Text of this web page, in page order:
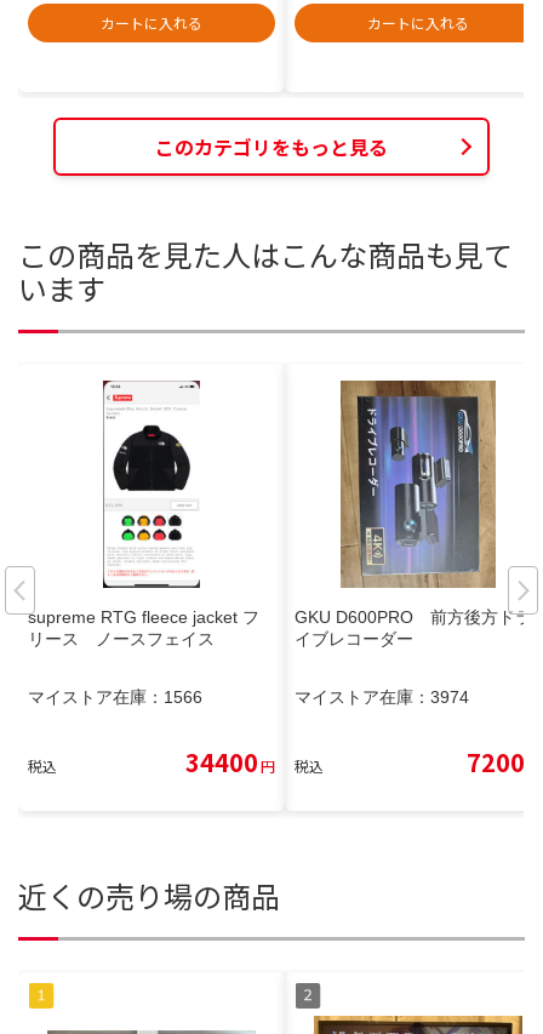
カートに入れる
カートに入れる
このカテゴリをもっと見る
この商品を見た人はこんな商品も見て
います
supreme RTG fleece jacket フ
リース ノースフェイス
マイストア在庫： 1566
税込 34400円
GKU D600PRO 前方後方ドラ
イブレコーダー
マイストア在庫： 3974
税込 7200
近くの売り場の商品